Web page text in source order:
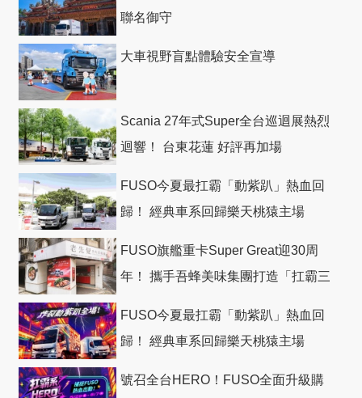
聯名御守
大車視野盲點體驗安全宣導
Scania 27年式Super全台巡迴展熱烈
迴響！ 台東花蓮 好評再加場
FUSO今夏最扛霸「動紫趴」熱血回
歸！ 經典車系回歸樂天桃猿主場
FUSO旗艦重卡Super Great迎30周
年！ 攜手吾蜂美味集團打造「扛霸三
FUSO今夏最扛霸「動紫趴」熱血回
歸！ 經典車系回歸樂天桃猿主場
號召全台HERO！FUSO全面升級購